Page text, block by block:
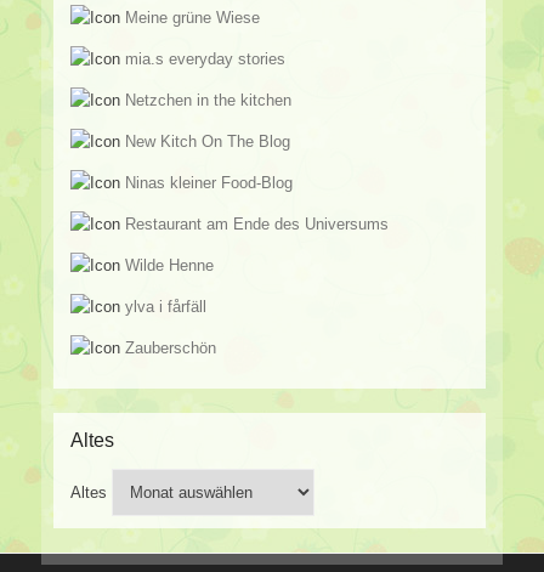
Meine grüne Wiese
mia.s everyday stories
Netzchen in the kitchen
New Kitch On The Blog
Ninas kleiner Food-Blog
Restaurant am Ende des Universums
Wilde Henne
ylva i fårfäll
Zauberschön
Altes
Altes